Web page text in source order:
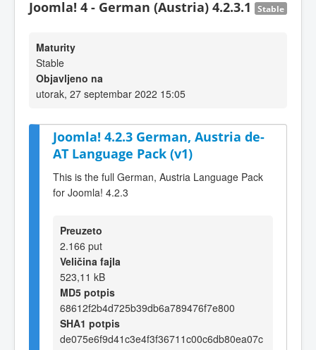
Joomla! 4 - German (Austria) 4.2.3.1 Stable
Maturity
Stable
Objavljeno na
utorak, 27 septembar 2022 15:05
Joomla! 4.2.3 German, Austria de-
AT Language Pack (v1)
This is the full German, Austria Language Pack
for Joomla! 4.2.3
Preuzeto
2.166 put
Veličina fajla
523,11 kB
MD5 potpis
68612f2b4d725b39db6a789476f7e800
SHA1 potpis
de075e6f9d41c3e4f3f36711c00c6db80ea07c